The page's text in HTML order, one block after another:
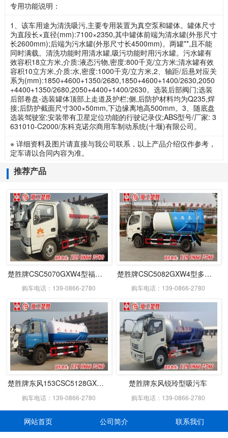
专用功能说明：
1、该车用途为清洗吸污,主要专用装置为真空泵和罐体。罐体尺寸
为直段长×直径(mm):7100×2350,其中罐体前端为清水罐(外形尺寸
长2600mm);后端为污水罐(外形尺寸长4500mm)。两罐**,且不能
同时满载。清洗功能时用清水罐,吸污功能时用污水罐。污水罐有
效容积18立方米,介质:液态污物,密度:800千克/立方米;清水罐有效
容积10立方米,介质:水,密度:1000千克/立方米,2、轴距/后悬对应关
系为(mm):1850+4600+1350/2680,1850+4600+1400/2630,2050
+4400+1350/2680,2050+4400+1400/2630。选装后部阀门;选装
后部卷盘-选装罐体顶部上走道及护栏;侧,后防护材料均为Q235,焊
接;后防护截面尺寸300×50mm,下边缘离地高500mm。3、随底盘
选装驾驶室;安装带有卫星定位功能的行驶记录仪;ABS型号/厂家: 3
631010-C2000/东科克诺尔商用车制动系统(十堰)有限公司。
※ 详细资料及图片请直接与我公司联系，以上产品介绍仅作参考，
定车请以合同内容为准。
推荐产品
楚胜牌CSC5070GXW4型福瑞卡吸污车
购车电话：139-0866-2780
楚胜牌CSC5082GXW4型多利卡吸污车
购车电话：139-0866-2780
楚胜牌东风153CSC5128GXWE型吸污车
购车电话：139-0866-2780
楚胜牌东风锐玲型吸污车
购车电话：139-0866-2780
网站首页 公司简介 联系我们